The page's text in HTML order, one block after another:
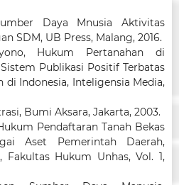
Daya Mnusia Aktivitas
SDM, UB Press, Malang, 2016.
Hukum Pertanahan di
Publikasi Positif Terbatas
di Indonesia, Inteligensia Media,
Bumi Aksara, Jakarta, 2003.
Pendaftaran Tanah Bekas
Aset Pemerintah Daerah,
Fakultas Hukum Unhas, Vol. 1,